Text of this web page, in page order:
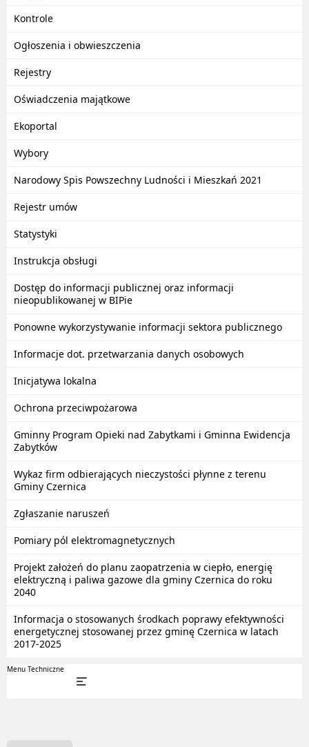
Kontrole
Ogłoszenia i obwieszczenia
Rejestry
Oświadczenia majątkowe
Ekoportal
Wybory
Narodowy Spis Powszechny Ludności i Mieszkań 2021
Rejestr umów
Statystyki
Instrukcja obsługi
Dostęp do informacji publicznej oraz informacji
nieopublikowanej w BIPie
Ponowne wykorzystywanie informacji sektora publicznego
Informacje dot. przetwarzania danych osobowych
Inicjatywa lokalna
Ochrona przeciwpożarowa
Gminny Program Opieki nad Zabytkami i Gminna Ewidencja
Zabytków
Wykaz firm odbierających nieczystości płynne z terenu
Gminy Czernica
Zgłaszanie naruszeń
Pomiary pól elektromagnetycznych
Projekt założeń do planu zaopatrzenia w ciepło, energię
elektryczną i paliwa gazowe dla gminy Czernica do roku
2040
Informacja o stosowanych środkach poprawy efektywności
energetycznej stosowanej przez gminę Czernica w latach
2017-2025
Menu Techniczne